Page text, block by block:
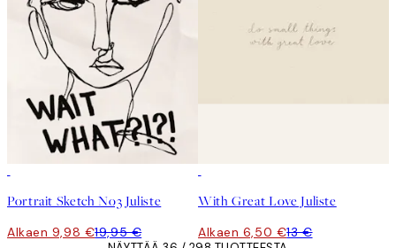
Portrait Sketch No3 Juliste
Alkaen 9,98 €19,95 €
With Great Love Juliste
Alkaen 6,50 €13 €